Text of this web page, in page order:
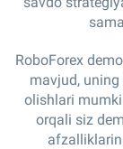
RoboForex
mavjud,
olishlari
orqali siz